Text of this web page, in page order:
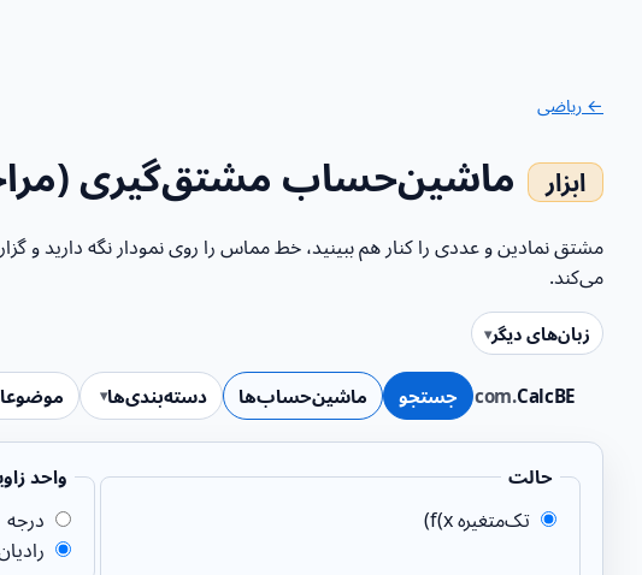
CalcBE
.com جستجو ماشین‌حساب‌ها دسته‌بندی‌ها
← ریاضی
ماشین‌حساب مشتق‌گیری
می‌کند.
زبان‌های دیگر
حالت
تک‌متغیره f(x)
واحد
درجه